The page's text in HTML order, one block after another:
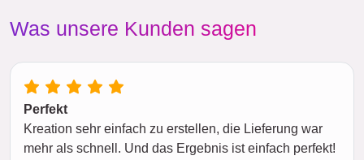
Was unsere Kunden sagen
Perfekt
Kreation sehr einfach zu erstellen, die Lieferung war
mehr als schnell. Und das Ergebnis ist einfach perfekt!